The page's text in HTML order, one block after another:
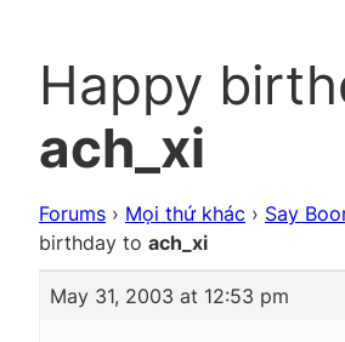
Happy
ach_xi
Forums › Mọi thứ khác › Say
birthday to ach_xi
May 31, 2003 at 12:53 pm